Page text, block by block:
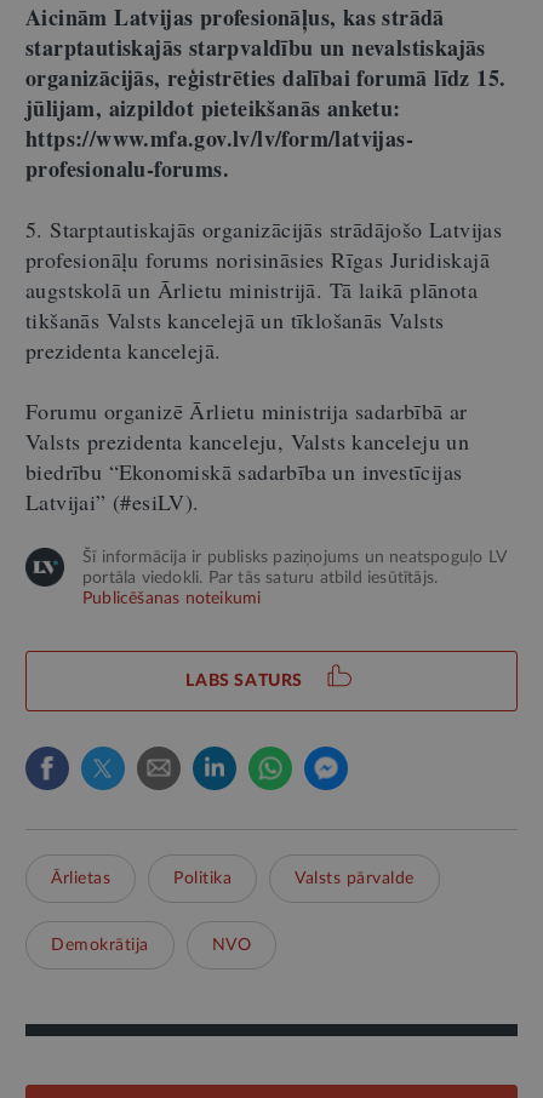
Aicinām Latvijas profesionāļus, kas strādā
starptautiskajās starpvaldību un nevalstiskajās
organizācijās, reģistrēties dalībai forumā līdz 15.
jūlijam, aizpildot pieteikšanās anketu:
https://www.mfa.gov.lv/lv/form/latvijas-
profesionalu-forums.
5. Starptautiskajās organizācijās strādājošo Latvijas
profesionāļu forums norisināsies Rīgas Juridiskajā
augstskolā un Ārlietu ministrijā. Tā laikā plānota
tikšanās Valsts kancelejā un tīklošanās Valsts
prezidenta kancelejā.
Forumu organizē Ārlietu ministrija sadarbībā ar
Valsts prezidenta kanceleju, Valsts kanceleju un
biedrību “Ekonomiskā sadarbība un investīcijas
Latvijai” (#esiLV).
Šī informācija ir publisks paziņojums un neatspoguļo LV
portāla viedokli. Par tās saturu atbild iesūtītājs.
Publicēšanas noteikumi
LABS SATURS
Ārlietas Politika Valsts pārvalde
Demokrātija NVO